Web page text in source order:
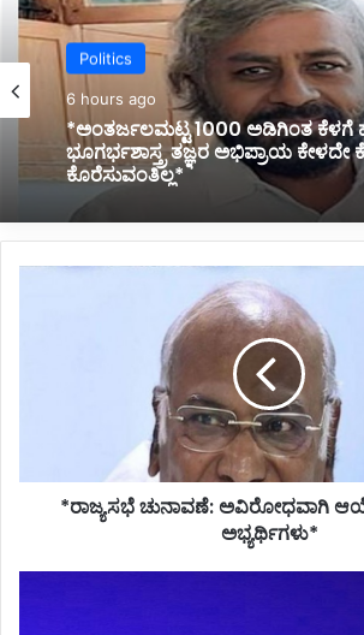
Politics
6 hours ago
*ಹೊರಟ್ಟಿಯವರಿಂದ ರಾಜೀನಾಮೆ ಪಡೆದ
ಪರಿಷತ್ ಇಹಾಸದಲ್ಲಿ ಕಪ್ಪು
*ರಾಜ್ಯಸಭೆ ಚುನಾವಣೆ: ಅವಿರೋಧವಾಗಿ
ಅಭ್ಯರ್ಥಿಗಳು*